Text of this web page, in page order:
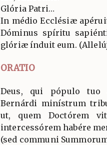
Glória Patri…
In médio Ecclésiæ
Dóminus spíritu
glóriæ índuit eum.
ORATIO
Deus, qui pópulo tuo
Bernárdi minístrum
ut, quem Doctórem
intercessórem habére
(sed communi